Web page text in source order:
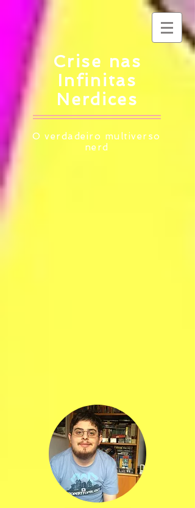
Crise nas
Infinitas
Nerdices
O verdadeiro multiverso
nerd